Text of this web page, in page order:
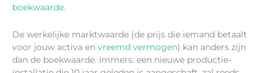
boekwaarde.
De werkelijke marktwaarde (de prijs die iemand betaalt
voor jouw activa en vreemd vermogen) kan anders zijn
dan de boekwaarde. Immers: een nieuwe productie-